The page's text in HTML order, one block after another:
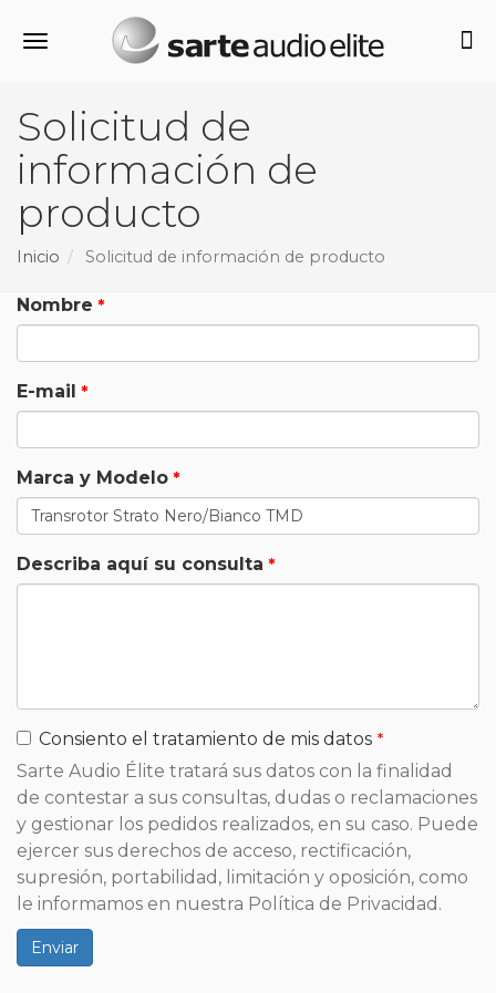
Alternar navegación
Solicitud de
información de
producto
Inicio Solicitud de información de producto
Nombre
E-mail
Marca y Modelo
Describa aquí su consulta
Consiento el tratamiento de mis datos
Sarte Audio Élite tratará sus datos con la finalidad
de contestar a sus consultas, dudas o reclamaciones
y gestionar los pedidos realizados, en su caso. Puede
ejercer sus derechos de acceso, rectificación,
supresión, portabilidad, limitación y oposición, como
le informamos en nuestra Política de Privacidad.
Enviar